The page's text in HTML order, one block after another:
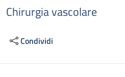
Chirurgia vascolare
Condividi